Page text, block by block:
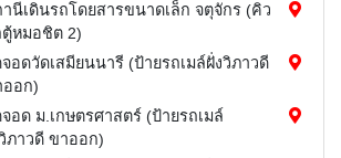
านีเดินรถโดยสารขนาดเล็ก จตุจักร (คิว
หมอชิต 2)
อดวัดเสมียนนารี (ป้ายรถเมล์ฝั่งวิภาวดี
อก)
อด ม.เกษตรศาสตร์ (ป้ายรถเมล์
ภาวดี ขาออก)